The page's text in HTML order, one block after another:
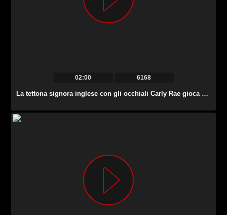
02:00 6168
La tettona signora inglese con gli occhiali Carly Rae gioca con le sue grandi tette.